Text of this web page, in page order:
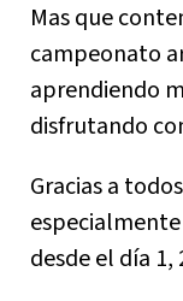
Mas que
campeonato
aprendiendo
disfrutando
Gracias a
desde el día 1,